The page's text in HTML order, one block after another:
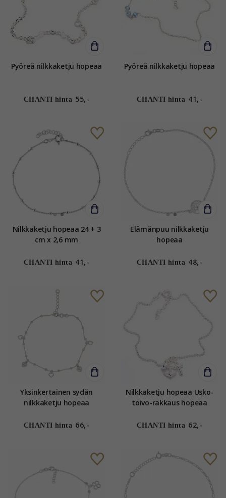
Pyöreä nilkkaketju hopeaa
CHANTI hinta 55,-
Pyöreä nilkkaketju hopeaa
CHANTI hinta 41,-
Nilkkaketju hopeaa 24 + 3
cm x 2,6 mm
CHANTI hinta 41,-
Elämänpuu nilkkaketju
hopeaa
CHANTI hinta 48,-
Yksinkertainen sydän
nilkkaketju hopeaa
CHANTI hinta 66,-
Nilkkaketju hopeaa Usko-
toivo-rakkaus hopeaa
CHANTI hinta 62,-